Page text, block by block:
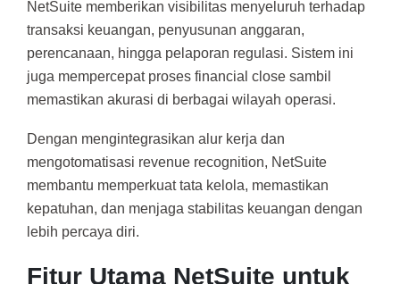
NetSuite memberikan visibilitas menyeluruh terhadap
transaksi keuangan, penyusunan anggaran,
perencanaan, hingga pelaporan regulasi. Sistem ini
juga mempercepat proses financial close sambil
memastikan akurasi di berbagai wilayah operasi.
Dengan mengintegrasikan alur kerja dan
mengotomatisasi revenue recognition, NetSuite
membantu memperkuat tata kelola, memastikan
kepatuhan, dan menjaga stabilitas keuangan dengan
lebih percaya diri.
Fitur Utama NetSuite untuk